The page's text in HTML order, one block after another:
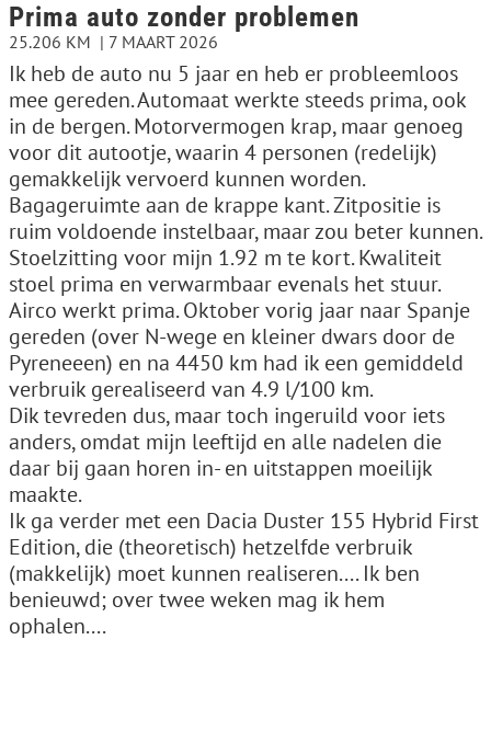
Prima auto zonder problemen
25.206 KM 7 MAART 2026
Ik heb de auto nu 5 jaar en heb er probleemloos
mee gereden. Automaat werkte steeds prima, ook
in de bergen. Motorvermogen krap, maar genoeg
voor dit autootje, waarin 4 personen (redelijk)
gemakkelijk vervoerd kunnen worden.
Bagageruimte aan de krappe kant. Zitpositie is
ruim voldoende instelbaar, maar zou beter kunnen.
Stoelzitting voor mijn 1.92 m te kort. Kwaliteit
stoel prima en verwarmbaar evenals het stuur.
Airco werkt prima. Oktober vorig jaar naar Spanje
gereden (over N-wege en kleiner dwars door de
Pyreneeen) en na 4450 km had ik een gemiddeld
verbruik gerealiseerd van 4.9 l/100 km.
Dik tevreden dus, maar toch ingeruild voor iets
anders, omdat mijn leeftijd en alle nadelen die
daar bij gaan horen in- en uitstappen moeilijk
maakte.
Ik ga verder met een Dacia Duster 155 Hybrid First
Edition, die (theoretisch) hetzelfde verbruik
(makkelijk) moet kunnen realiseren.... Ik ben
benieuwd; over twee weken mag ik hem
ophalen....